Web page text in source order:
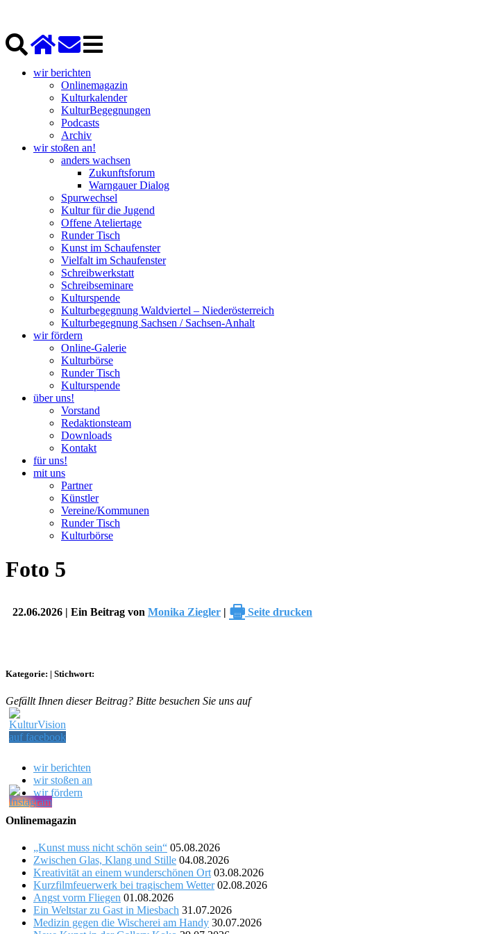
wir berichten
Onlinemagazin
Kulturkalender
KulturBegegnungen
Podcasts
Archiv
wir stoßen an!
anders wachsen
Zukunftsforum
Warngauer Dialog
Spurwechsel
Kultur für die Jugend
Offene Ateliertage
Runder Tisch
Kunst im Schaufenster
Vielfalt im Schaufenster
Schreibwerkstatt
Schreibseminare
Kulturspende
Kulturbegegnung Waldviertel – Niederösterreich
Kulturbegegnung Sachsen / Sachsen-Anhalt
wir fördern
Online-Galerie
Kulturbörse
Runder Tisch
Kulturspende
über uns!
Vorstand
Redaktionsteam
Downloads
Kontakt
für uns!
mit uns
Partner
Künstler
Vereine/Kommunen
Runder Tisch
Kulturbörse
Foto 5
22.06.2026 | Ein Beitrag von Monika Ziegler | 🖶 Seite drucken
Kategorie: | Stichwort:
Gefällt Ihnen dieser Beitrag? Bitte besuchen Sie uns auf
wir berichten
wir stoßen an
wir fördern
Onlinemagazin
„Kunst muss nicht schön sein“ 05.08.2026
Zwischen Glas, Klang und Stille 04.08.2026
Kreativität an einem wunderschönen Ort 03.08.2026
Kurzfilmfeuerwerk bei tragischem Wetter 02.08.2026
Angst vorm Fliegen 01.08.2026
Ein Weltstar zu Gast in Miesbach 31.07.2026
Medizin gegen die Wischerei am Handy 30.07.2026